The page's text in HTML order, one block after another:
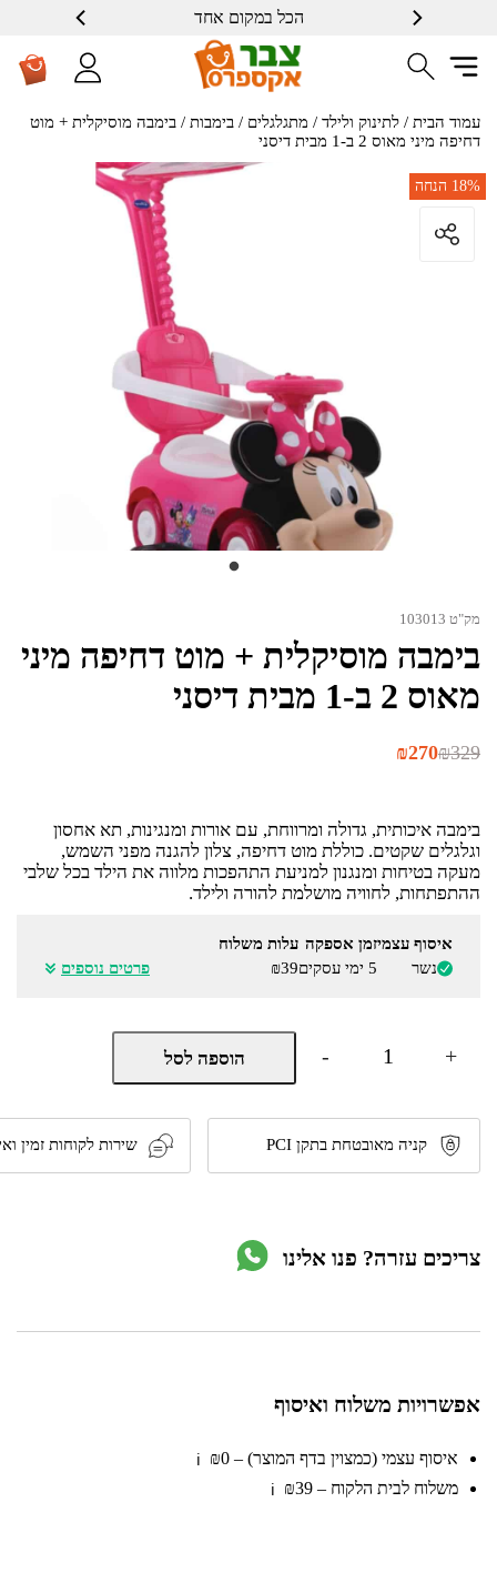
הכל במקום אחד
שרות ברמה גבוה
עמוד הבית / לתינוק ולילד / מתגלגלים / בימבות / בימבה מוסיקלית + מוט
דחיפה מיני מאוס 2 ב-1 מבית דיסני
18% הנחה
מק"ט 103013
בימבה מוסיקלית + מוט דחיפה מיני
מאוס 2 ב-1 מבית דיסני
₪329
המחיר
₪270המחיר
בימבה איכותית, גדולה ומרווחת, עם אורות ומנגינות, תא אחסון
וגלגלים שקטים. כוללת מוט דחיפה, צלון להגנה מפני השמש,
מעקה בטיחות ומנגנון למניעת התהפכות מלווה את הילד בכל שלבי
ההתפתחות, לחוויה מושלמת להורה ולילד.
איסוף עצמי
נשר
זמן אספקה
5 ימי עסקים
עלות משלוח
₪39
פרטים נוספים
-
כמות
בימבה
+
מוט
דחיפה
מיני
מבית
+ הוספה לסל
קניה מאובטחת בתקן PCI שירות לקוחות זמין
צריכים עזרה? פנו אלינו
אפשרויות משלוח ואיסוף
איסוף עצמי (כמצוין בדף המוצר) – ₪0 ℹ️
משלוח לבית הלקוח – ₪39 ℹ️